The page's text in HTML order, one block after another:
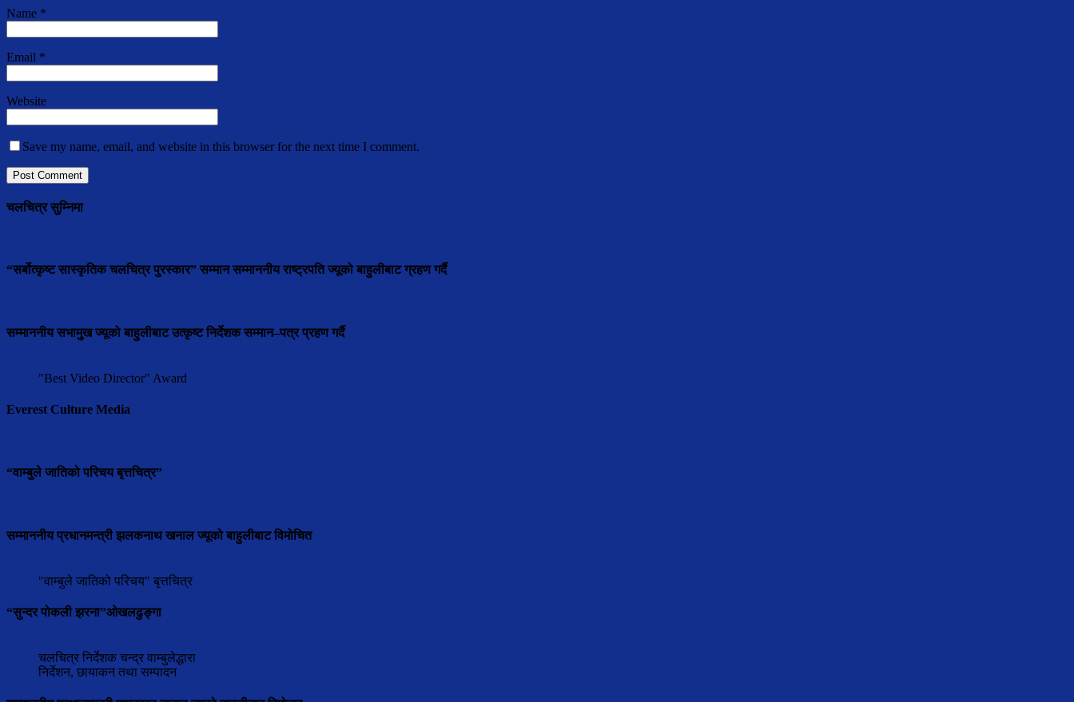
Name *
Email *
Website
Save my name, email, and website in this browser for the next time I comment.
चलचित्र सुम्निमा
“सर्बोत्कृष्ट सास्कृतिक चलचित्र पुरस्कार” सम्मान सम्माननीय राष्ट्रपति ज्यूको बाहुलीबाट ग्रहण गर्दै
सम्माननीय सभामुुख ज्यूको बाहुलीबाट उत्कृष्ट निर्देशक सम्मान–पत्र प्रहण गर्दै
"Best Video Director" Award
Everest Culture Media
“वाम्बुले जातिको परिचय बृत्तचित्र”
सम्माननीय प्रधानमन्त्री झलकनाथ खनाल ज्यूको बाहुलीबाट विमोचित
"वाम्बुले जातिको परिचय" बृत्तचित्र
“सुन्दर पोकली झरना”ओखलढुङ्गा
चलचित्र निर्देशक चन्द्र वाम्बुलेद्धारा
निर्देशन, छायाकन तथा सम्पादन